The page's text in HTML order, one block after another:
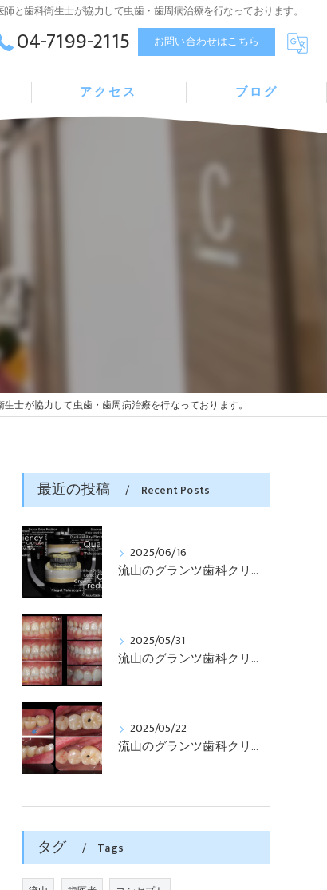
と歯科衛生士が協力して虫歯・歯周病治療を行なっております。
04-7199-2115 お問い合わせはこちら
アクセス ブログ
士が協力して虫歯・歯周病治療を行なっております。
最近の投稿 Recent Posts
2025/06/16
流山のグランツ歯科クリニックでは「咬合と審美」に特化した「補綴専門医」による診断・治療が受けられます。
2025/05/31
流山のグランツ歯科クリニックでは「知らない間に銀歯ばっかり」でもホワイトニングとセラミックスの専門治療が受けられます。
2025/05/22
流山のグランツ歯科クリニックでは「歯医者が怖い」方でもインプラントやセラミックスの治療が受けられます。
タグ Tags